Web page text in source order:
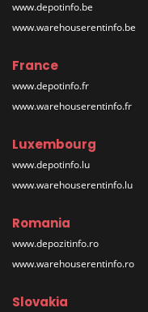
www.depotinfo.be
www.warehouserentinfo.be
France
www.depotinfo.fr
www.warehouserentinfo.fr
Luxembourg
www.depotinfo.lu
www.warehouserentinfo.lu
Romania
www.depozitinfo.ro
www.warehouserentinfo.ro
Slovakia